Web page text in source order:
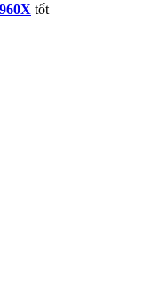
tốt